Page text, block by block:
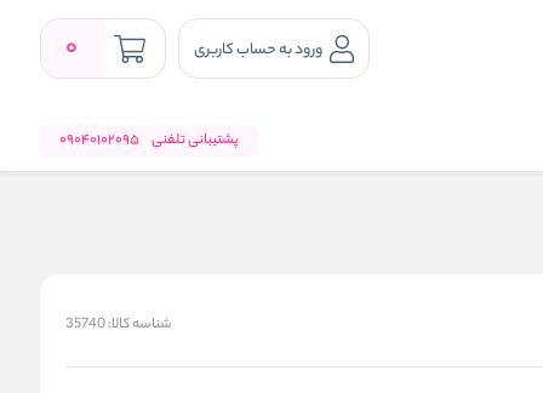
ورود به حساب کاربری 0
پشتیبانی تلفنی 09040102095
شناسه کالا:35740